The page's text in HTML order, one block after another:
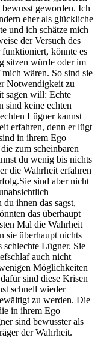
geworden. Ich
eher als glückliche
und ich schätze mich
der Versuch des
funktioniert, könnte es
sitzen würde oder im
wären. So sind sie
Notwendigkeit zu
sagen will: Echte
sind keine echten
Lügner kannst
erfahren, denn er lügt
in ihrem Ego
zum scheinbaren
du wenig bis nichts
die Wahrheit erfahren
sind aber nicht
ihnen das sagst,
das überhaupt
Mal die Wahrheit
sie überhaupt nichts
schlechte Lügner. Sie
auch nicht
Möglichkeiten
sind diese Krisen
schnell wieder
zu werden. Die
in ihrem Ego
sind bewusster als
der Wahrheit.